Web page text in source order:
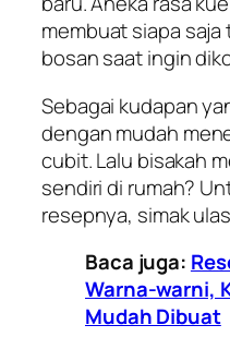
membuat siapa saja
bosan saat ingin
Sebagai kudapan
dengan mudah
cubit. Lalu bisakah
sendiri di rumah?
resepnya, simak
Baca juga:
Warna-warni,
Mudah Dibuat